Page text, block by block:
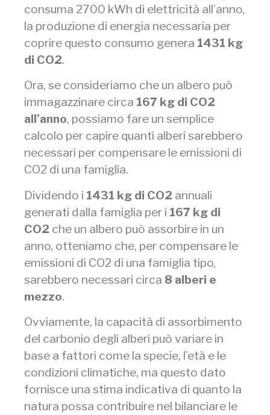
consuma 2700 kWh di elettricità all’anno,
la produzione di energia necessaria per
coprire questo consumo genera 1431 kg
di CO2.
Ora, se consideriamo che un albero può
immagazzinare circa 167 kg di CO2
all’anno, possiamo fare un semplice
calcolo per capire quanti alberi sarebbero
necessari per compensare le emissioni di
CO2 di una famiglia.
Dividendo i 1431 kg di CO2 annuali
generati dalla famiglia per i 167 kg di
CO2 che un albero può assorbire in un
anno, otteniamo che, per compensare le
emissioni di CO2 di una famiglia tipo,
sarebbero necessari circa 8 alberi e
mezzo.
Ovviamente, la capacità di assorbimento
del carbonio degli alberi può variare in
base a fattori come la specie, l’età e le
condizioni climatiche, ma questo dato
fornisce una stima indicativa di quanto la
natura possa contribuire nel bilanciare le